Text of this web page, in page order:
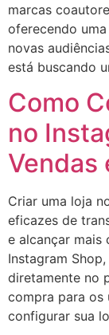
marcas
oferecendo
novas
está buscando
Como
no
Vendas
Criar uma loja
eficazes de
e alcançar mais
Instagram
diretamente no
compra para os
configurar sua